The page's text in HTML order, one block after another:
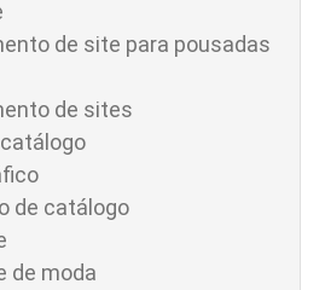
de site para pousadas
de sites
de catálogo
de moda